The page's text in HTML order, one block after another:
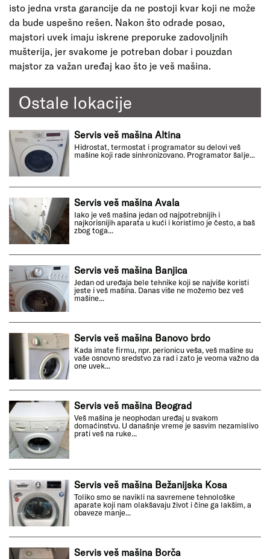
isto jedna vrsta garancije da ne postoji kvar koji ne može
da bude uspešno rešen. Nakon što odrade posao,
majstori uvek imaju iskrene preporuke zadovoljnih
mušterija, jer svakome je potreban dobar i pouzdan
majstor za važan uređaj kao što je veš mašina.
Ostale lokacije
Servis veš mašina Altina
Hidrostat, termostat i programator su delovi veš
mašine koji rade sinhronizovano. Programator šalje...
Servis veš mašina Avala
Iako je veš mašina jedan od najpotrebnijih i
najkorisnijih aparata u kući i koristimo je često, a baš
zbog toga...
Servis veš mašina Banjica
Jedan od uređaja bele tehnike koji se najviše koristi
jeste i veš mašina. Danas više ne možemo bez veš
mašine...
Servis veš mašina Banovo brdo
Kada imate firmu, npr. perionicu veša, veš mašine su
vaše osnovno sredstvo za rad i zato je veoma važno da
one uvek...
Servis veš mašina Beograd
Veš mašina je neophodan uređaj u svakom
domaćinstvu. U današnje vreme je sasvim nezamislivo
prati veš na ruke...
Servis veš mašina Bežanijska Kosa
Toliko smo se navikli na savremene tehnološke
aparate koji nam olakšavaju život i čine ga lakšim, a
obaveze manje...
Servis veš mašina Borča